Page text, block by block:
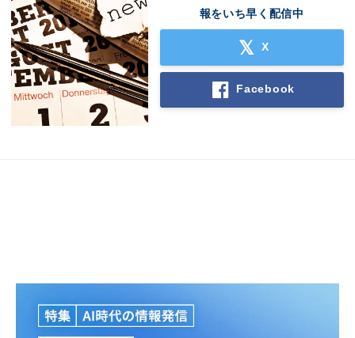
報をいち早く配信中
X
Facebook